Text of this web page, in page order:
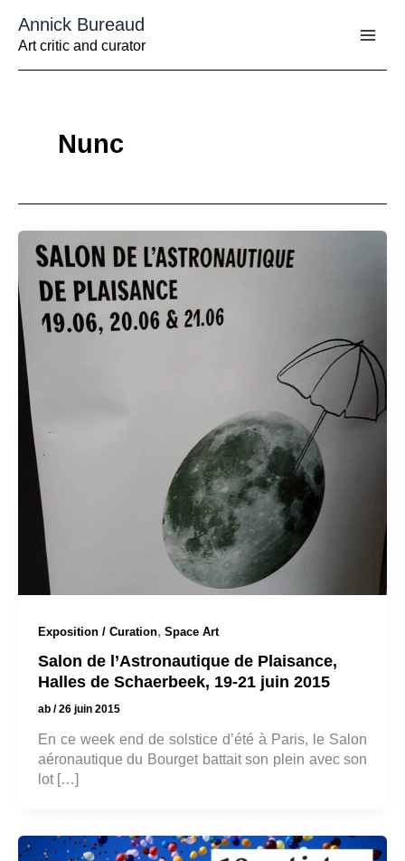
contenu
Annick Bureaud
Art critic and curator
Nunc
Exposition / Curation, Space Art
Salon de l’Astronautique de Plaisance,
Halles de Schaerbeek, 19-21 juin 2015
ab /26 juin 2015
En ce week end de solstice d’été à Paris, le Salon
aéronautique du Bourget battait son plein avec son
lot […]